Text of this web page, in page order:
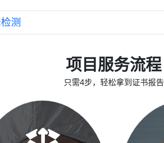
测
项目服务流程
只需4步，轻松拿到证书报告